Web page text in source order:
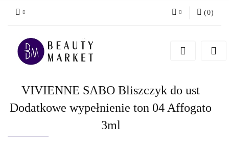
Zarejestruj się
(0)
VIVIENNE SABO Bliszczyk do ust
Dodatkowe wypełnienie ton 04 Affogato
3ml